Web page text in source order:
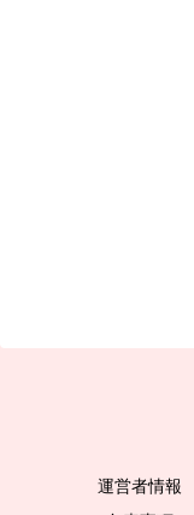
運営者情報